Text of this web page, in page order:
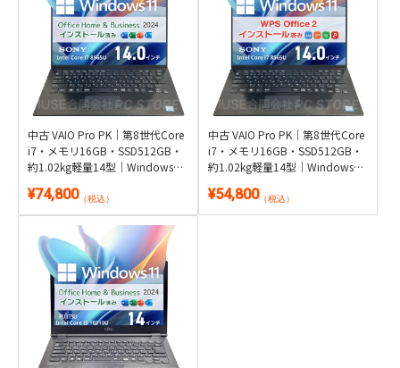
中古 VAIO Pro PK｜第8世代Core
i7・メモリ16GB・SSD512GB・
約1.02kg軽量14型｜Windows
¥74,800（税込）
中古 VAIO Pro PK｜第8世代Core
i7・メモリ16GB・SSD512GB・
約1.02kg軽量14型｜Windows
¥54,800（税込）